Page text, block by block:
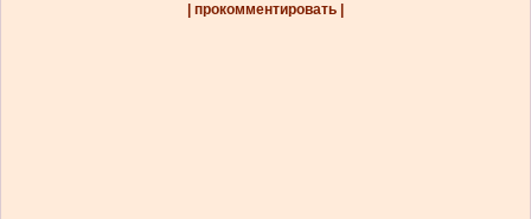
| прокомментировать |